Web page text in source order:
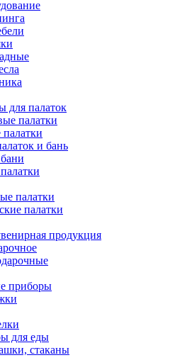
для палаток
палатки
и бань
палатки
палатки
продукция
приборы
для еды
стаканы